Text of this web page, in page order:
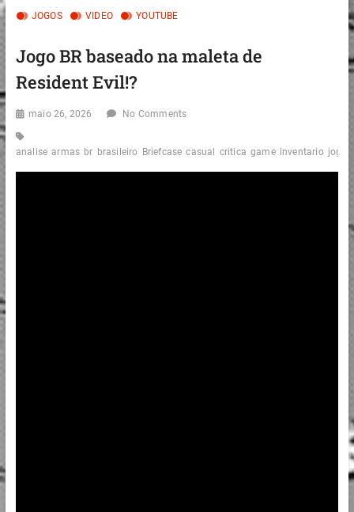
JOGOS VIDEO YOUTUBE
Jogo BR baseado na maleta de
Resident Evil!?
maio 26, 2026 No Comments
analise armas br brasileiro Briefcase casual critica game inventario jogo